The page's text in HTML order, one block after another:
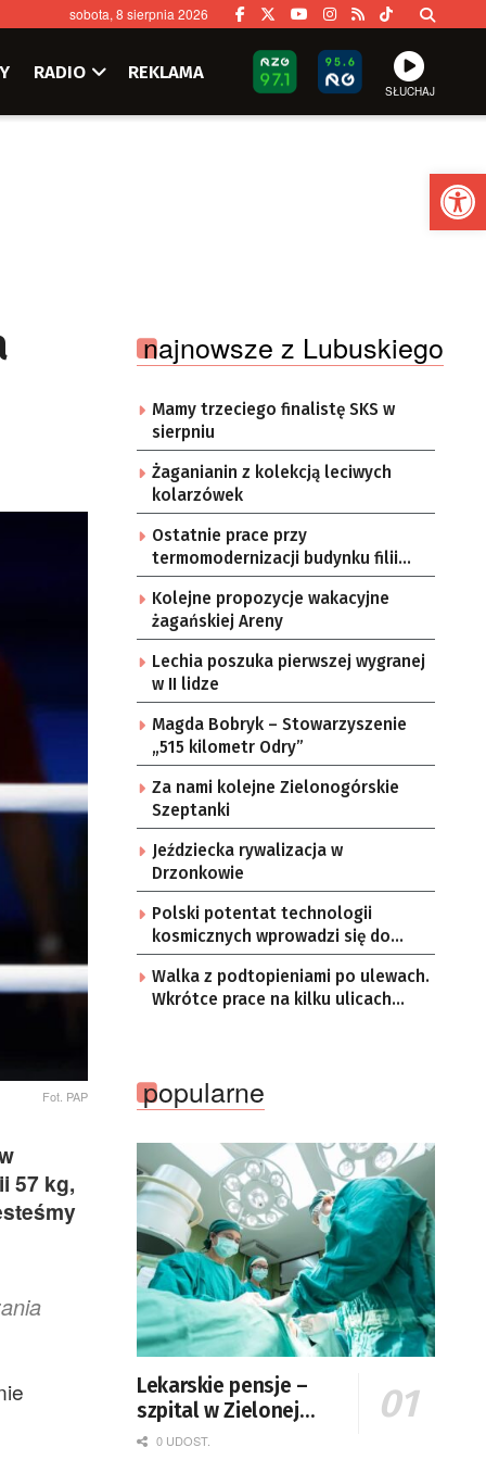
sobota, 8 sierpnia 2026
RADIO REKLAMA
SŁUCHAJ
Fot. PAP
57 kg,
najnowsze z Lubuskiego
Mamy trzeciego finalistę SKS w
sierpniu
Żaganianin z kolekcją leciwych
kolarzówek
Ostatnie prace przy
termomodernizacji budynku filii
przedszkola Bajka
Kolejne propozycje wakacyjne
żagańskiej Areny
Lechia poszuka pierwszej wygranej
w II lidze
Magda Bobryk – Stowarzyszenie
„515 kilometr Odry”
Za nami kolejne Zielonogórskie
Szeptanki
Jeździecka rywalizacja w
Drzonkowie
Polski potentat technologii
kosmicznych wprowadzi się do
Zielonej Góry
Walka z podtopieniami po ulewach.
Wkrótce prace na kilku ulicach
popularne
Lekarskie pensje –
szpital w Zielonej
Górze podaje dane
0 UDOST.